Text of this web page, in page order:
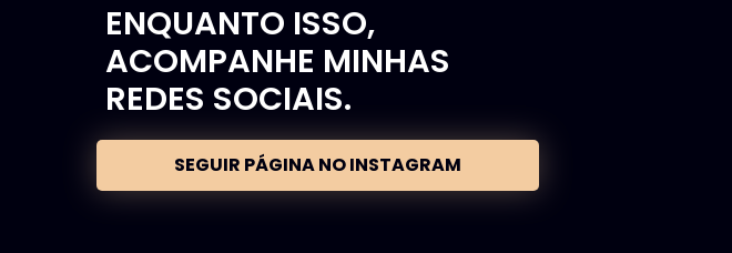
ENQUANTO ISSO,
ACOMPANHE MINHAS
REDES SOCIAIS.
SEGUIR PÁGINA NO INSTAGRAM